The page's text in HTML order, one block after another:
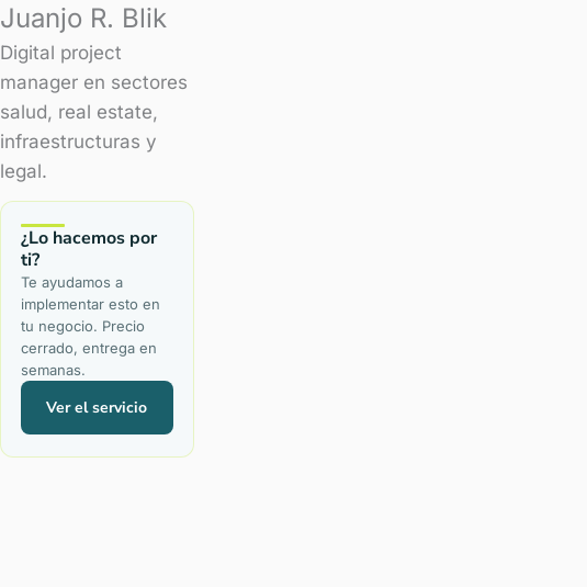
Juanjo R. Blik
Digital project
manager en sectores
salud, real estate,
infraestructuras y
legal.
¿Lo hacemos por
ti?
Te ayudamos a
implementar esto en
tu negocio. Precio
cerrado, entrega en
semanas.
Ver el servicio